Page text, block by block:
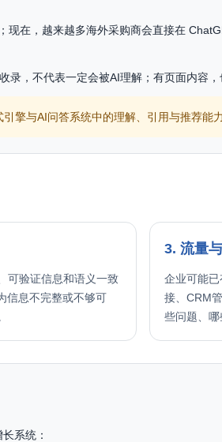
在，越来越多海外采购商会直接在
录，不代表一定会被AI理解；有页面内容，
擎与AI问答系统中的理解、引用与推荐能力
可验证信息和语义一致
信息不完整或不够可
3. 流量
企业可能
接、CRM
些问题、哪
系统：